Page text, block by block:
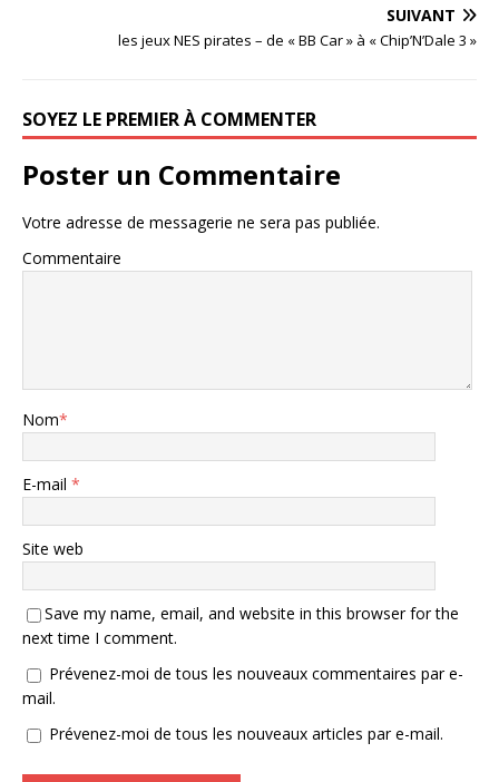
SUIVANT
les jeux NES pirates – de « BB Car » à « Chip’N’Dale 3 »
SOYEZ LE PREMIER À COMMENTER
Poster un Commentaire
Votre adresse de messagerie ne sera pas publiée.
Commentaire
Nom*
E-mail *
Site web
Save my name, email, and website in this browser for the
next time I comment.
Prévenez-moi de tous les nouveaux commentaires par e-
mail.
Prévenez-moi de tous les nouveaux articles par e-mail.